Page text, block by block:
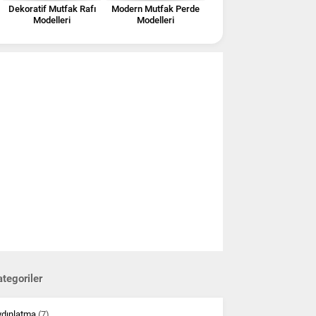
Dekoratif Mutfak Rafı
Modelleri
Modern Mutfak Perde
Modelleri